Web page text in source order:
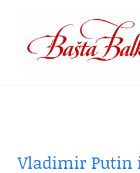
content
Vladimir Putin